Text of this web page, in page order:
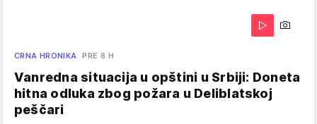
CRNA HRONIKA PRE 8 H
Vanredna situacija u opštini u Srbiji: Doneta
hitna odluka zbog požara u Deliblatskoj
peščari